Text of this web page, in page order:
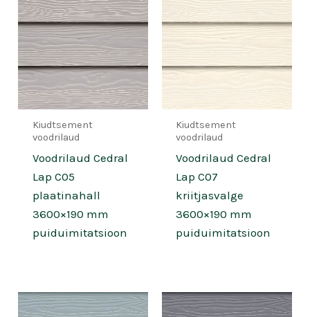
Kiudtsement
voodrilaud
Voodrilaud Cedral
Lap C05
plaatinahall
3600×190 mm
puiduimitatsioon
Kiudtsement
voodrilaud
Voodrilaud Cedral
Lap C07
kriitjasvalge
3600×190 mm
puiduimitatsioon